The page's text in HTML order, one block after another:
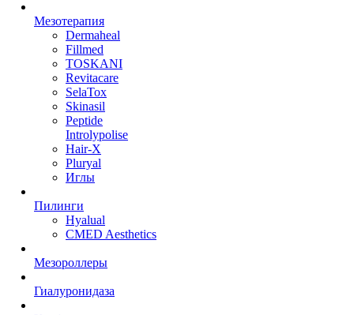
Мезотерапия
Dermaheal
Fillmed
TOSKANI
Revitacare
SelaTox
Skinasil
Peptide
Introlypolise
Hair-X
Pluryal
Иглы
Пилинги
Hyalual
CMED Aesthetics
Мезороллеры
Гиалуронидаза